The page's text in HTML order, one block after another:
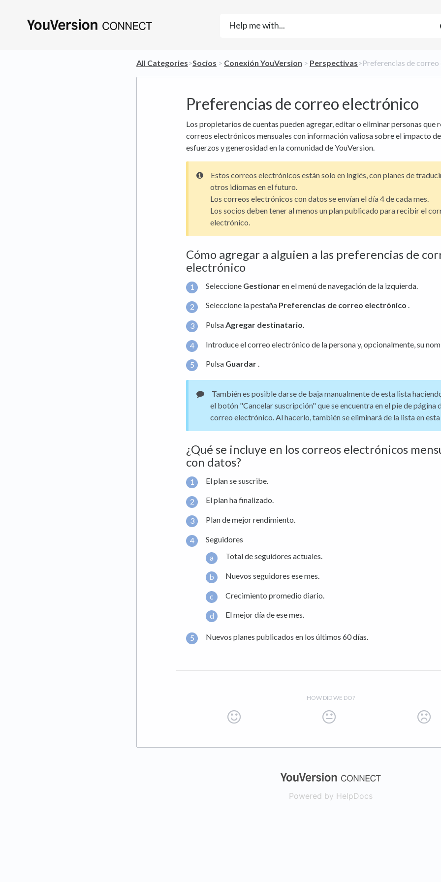
All Categories​>​​Socios ​ > ​ ​Conexión YouVersion ​ > ​ ​Perspectivas​>​ Preferencias de
Preferencias de correo electrónico
Los propietarios de cuentas pueden agregar, editar o eliminar personas que
correos electrónicos mensuales con información valiosa sobre el impacto de
esfuerzos y generosidad en la comunidad de YouVersion.
Estos correos electrónicos están solo en inglés, con planes de
otros idiomas en el futuro.
Los correos electrónicos con datos se envían el día 4 de cada mes.
Los socios deben tener al menos un plan publicado para recibir el
electrónico.
Cómo agregar a alguien a las preferencias de
electrónico
Seleccione Gestionaren el menú de navegación de la izquierda.
Seleccione la pestaña Preferencias de correo electrónico .
PulsaAgregar destinatario.
Introduce el correo electrónico de la persona y, opcionalmente, su
Pulsa Guardar.
También es posible darse de baja manualmente de esta lista
el botón "Cancelar suscripción" que se encuentra en el pie de página
correo electrónico. Al hacerlo, también se eliminará de la lista en
¿Qué se incluye en los correos electrónicos
con datos?
El plan se suscribe.
El plan ha finalizado.
Plan de mejor rendimiento.
Seguidores
Total de seguidores actuales.
Nuevos seguidores ese mes.
Crecimiento promedio diario.
El mejor día de ese mes.
Nuevos planes publicados en los últimos 60 días.
HOW DID WE DO?
(opens in a new
Powered by HelpDocs